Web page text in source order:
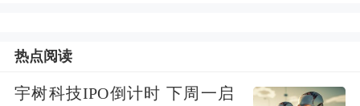
热点阅读
宇树科技IPO倒计时 下周一启